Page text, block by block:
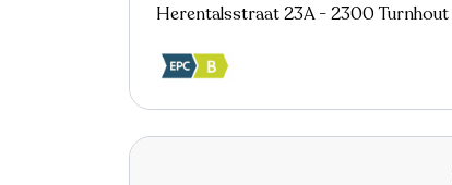
Herentalsstraat 23A - 2300 Turnhout